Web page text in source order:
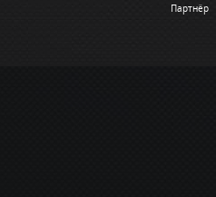
Партнёр